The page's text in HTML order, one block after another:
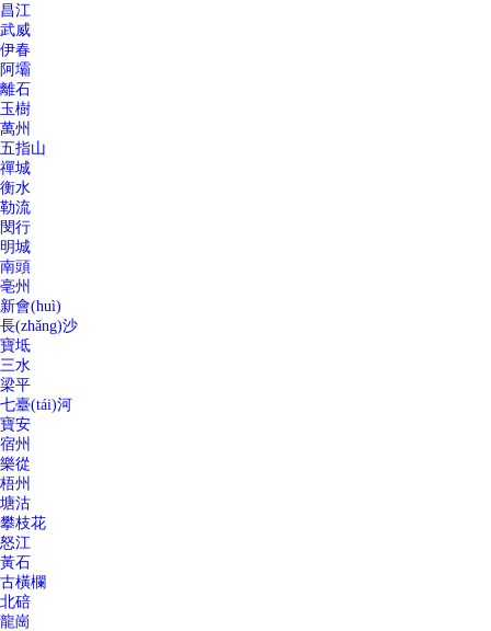
昌江
武威
伊春
阿壩
離石
玉樹
萬州
五指山
禪城
衡水
勒流
閔行
明城
南頭
亳州
新會(huì)
長(zhǎng)沙
寶坻
三水
梁平
七臺(tái)河
寶安
宿州
樂從
梧州
塘沽
攀枝花
怒江
黃石
古橫欄
北碚
龍崗